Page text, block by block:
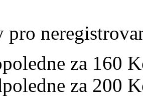
pro
za 160
za 200